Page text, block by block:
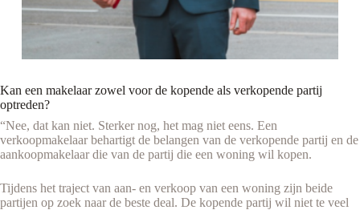
Kan een makelaar zowel voor de kopende als verkopende partij
optreden?
“Nee, dat kan niet. Sterker nog, het mag niet eens. Een
verkoopmakelaar behartigt de belangen van de verkopende partij en de
aankoopmakelaar die van de partij die een woning wil kopen.
Tijdens het traject van aan- en verkoop van een woning zijn beide
partijen op zoek naar de beste deal. De kopende partij wil niet te veel